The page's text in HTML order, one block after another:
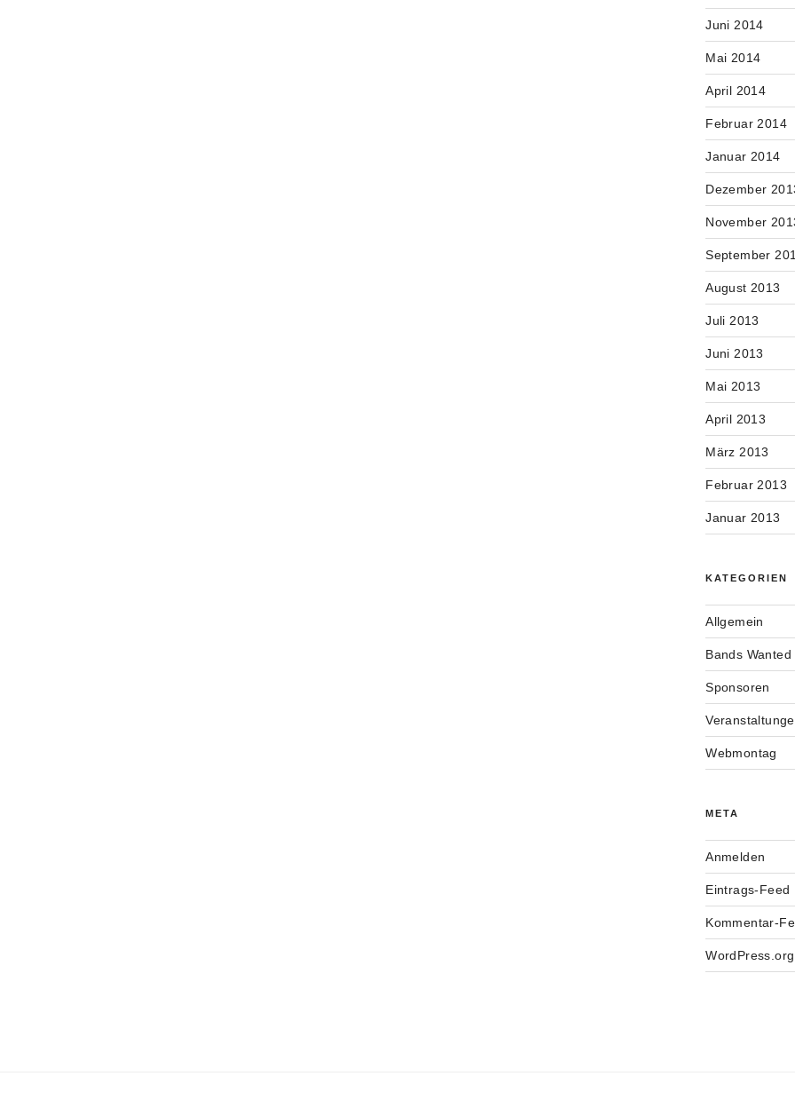
Juni 2014
Mai 2014
April 2014
Februar 2014
Januar 2014
Dezember
November
September
August 2013
Juli 2013
Juni 2013
Mai 2013
April 2013
März 2013
Februar 2013
Januar 2013
KATEGORIEN
Allgemein
Bands Wanted
Sponsoren
Webmontag
META
Anmelden
Eintrags-Feed
Kommentar-
WordPress.org